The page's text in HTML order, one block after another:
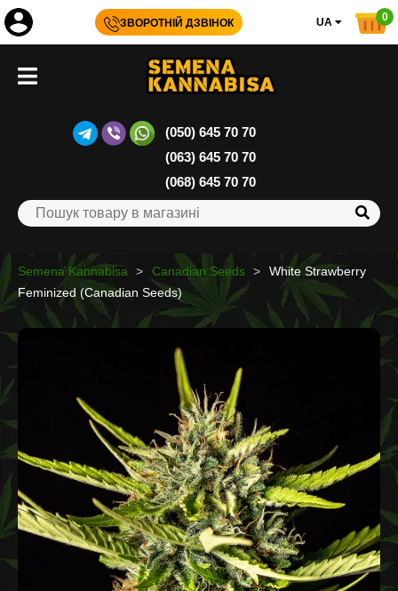
ЗВОРОТНІЙ ДЗВІНОК UA 0
(050) 645 70 70
(063) 645 70 70
(068) 645 70 70
Semena Kannabisa Canadian Seeds
White Strawberry
Feminized (Canadian Seeds)